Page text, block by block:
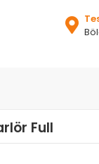
Full